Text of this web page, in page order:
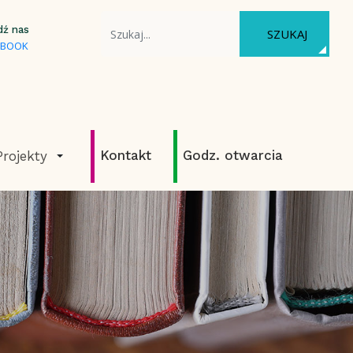
nas SZUKAJ
Kontakt Godz. otwarcia